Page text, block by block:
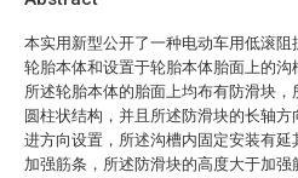
本实用新型公开了一种电动车用低滚阻
轮胎本体和设置于轮胎本体胎面上的沟
所述轮胎本体的胎面上均布有防滑块，
圆柱状结构，并且所述防滑块的长轴
进方向设置，所述沟槽内固定安装有延
加强筋条，所述防滑块的高度大于加强